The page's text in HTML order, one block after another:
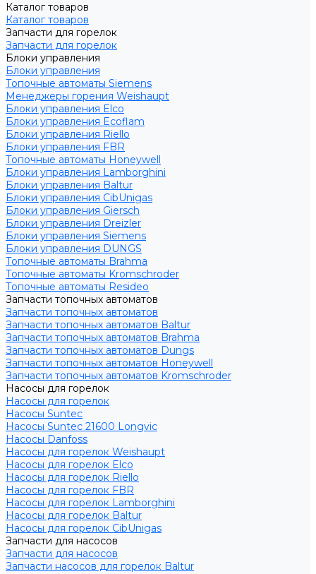
Каталог товаров
Каталог товаров
Запчасти для горелок
Запчасти для горелок
Блоки управления
Блоки управления
Топочные автоматы Siemens
Менеджеры горения Weishaupt
Блоки управления Elco
Блоки управления Ecoflam
Блоки управления Riello
Блоки управления FBR
Топочные автоматы Honeywell
Блоки управления Lamborghini
Блоки управления Baltur
Блоки управления CibUnigas
Блоки управления Giersch
Блоки управления Dreizler
Блоки управления Siemens
Блоки управления DUNGS
Топочные автоматы Brahma
Топочные автоматы Kromschroder
Топочные автоматы Resideo
Запчасти топочных автоматов
Запчасти топочных автоматов
Запчасти топочных автоматов Baltur
Запчасти топочных автоматов Brahma
Запчасти топочных автоматов Dungs
Запчасти топочных автоматов Honeywell
Запчасти топочных автоматов Kromschroder
Насосы для горелок
Насосы для горелок
Насосы Suntec
Насосы Suntec 21600 Longvic
Насосы Danfoss
Насосы для горелок Weishaupt
Насосы для горелок Elco
Насосы для горелок Riello
Насосы для горелок FBR
Насосы для горелок Lamborghini
Насосы для горелок Baltur
Насосы для горелок CibUnigas
Запчасти для насосов
Запчасти для насосов
Запчасти насосов для горелок Baltur